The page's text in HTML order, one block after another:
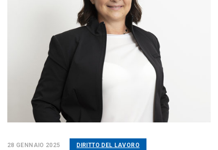
28 GENNAIO 2025 DIRITTO DEL LAVORO